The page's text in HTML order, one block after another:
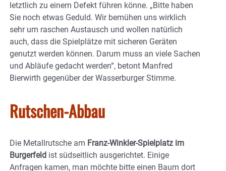
letztlich zu einem Defekt führen könne. „Bitte haben
Sie noch etwas Geduld. Wir bemühen uns wirklich
sehr um raschen Austausch und wollen natürlich
auch, dass die Spielplätze mit sicheren Geräten
genutzt werden können. Darum muss an viele Sachen
und Abläufe gedacht werden“, betont Manfred
Bierwirth gegenüber der Wasserburger Stimme.
Rutschen-Abbau
Die Metallrutsche am Franz-Winkler-Spielplatz im
Burgerfeld ist südseitlich ausgerichtet. Einige
Anfragen kamen, man möchte bitte einen Baum dort